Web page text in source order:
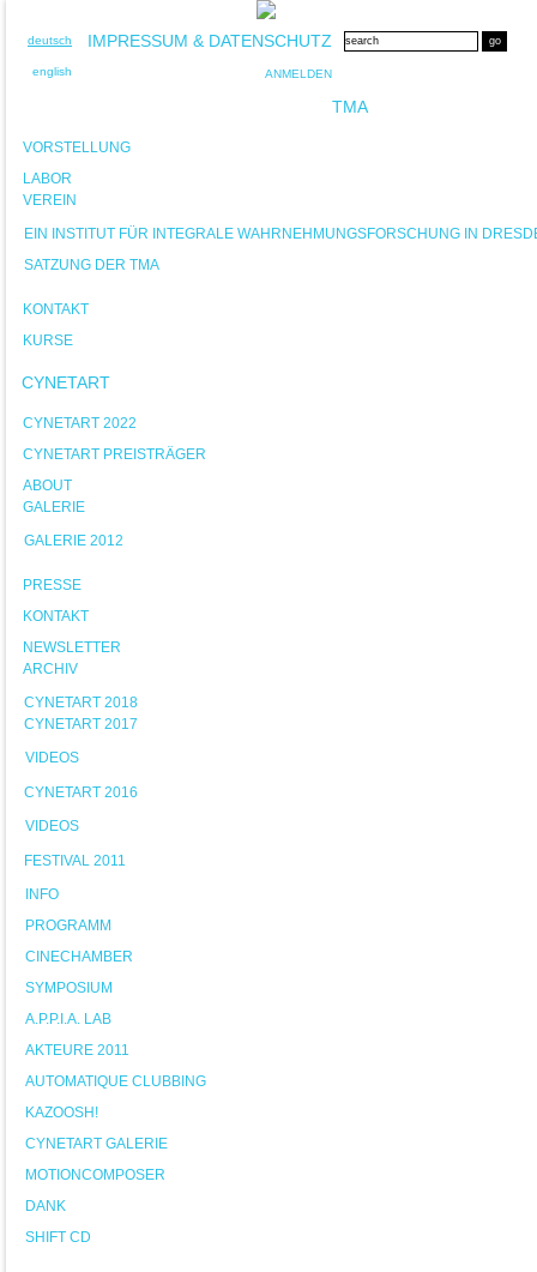
deutsch
english
IMPRESSUM & DATENSCHUTZ
ANMELDEN
TMA
VORSTELLUNG
LABOR
VEREIN
EIN INSTITUT FÜR INTEGRALE WAHRNEHMUNGSFORSCHUNG IN
SATZUNG DER TMA
KONTAKT
KURSE
CYNETART
CYNETART 2022
CYNETART PREISTRÄGER
ABOUT
GALERIE
GALERIE 2012
PRESSE
KONTAKT
NEWSLETTER
ARCHIV
CYNETART 2018
CYNETART 2017
VIDEOS
CYNETART 2016
VIDEOS
FESTIVAL 2011
INFO
PROGRAMM
CINECHAMBER
SYMPOSIUM
A.P.P.I.A. LAB
AKTEURE 2011
AUTOMATIQUE CLUBBING
KAZOOSH!
CYNETART GALERIE
MOTIONCOMPOSER
DANK
SHIFT CD